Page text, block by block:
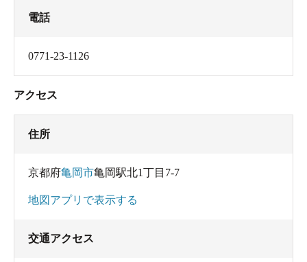
電話
0771-23-1126
アクセス
住所
京都府亀岡市亀岡駅北1丁目7-7
地図アプリで表示する
交通アクセス